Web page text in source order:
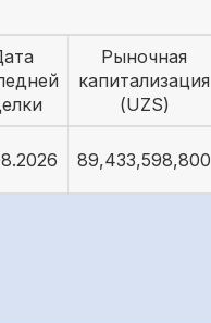
Рыночная
капитализация
(UZS)
89,433,598,800